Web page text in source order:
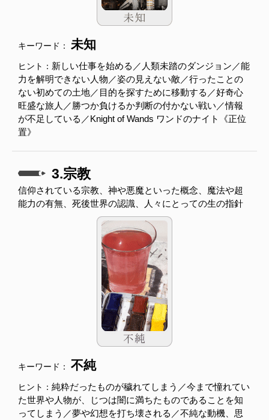
キーワード： 未知
ヒント： 新しい仕事を始める／人類未踏のダンジョン／能
力を解明できない人物／姿の見えない敵／行ったことの
ない初めての土地／目的を探すために移動する／好奇心
旺盛な旅人／勝つか負けるか判断の付かない戦い／情報
が不足している／Knight of Wands ワンドのナイト《正位
置》
3.宗教
信仰されている宗教、神や悪魔といった概念、魔法や超
能力の有無、死後世界の認識、人々にとっての生の指針
キーワード： 不純
ヒント： 純粋だったものが穢れてしまう／今まで憧れてい
た世界や人物が、じつは闇に満ちたものであることを知
ってしまう／夢や幻想を打ち壊される／不純な動機、思